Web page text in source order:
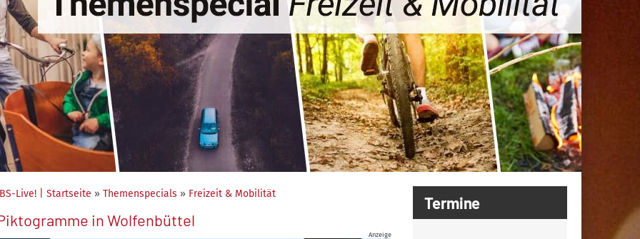
BS-Live! | Startseite » Themenspecials » Freizeit & Mobilität
in Wolfenbüttel
Anzeige
Termine